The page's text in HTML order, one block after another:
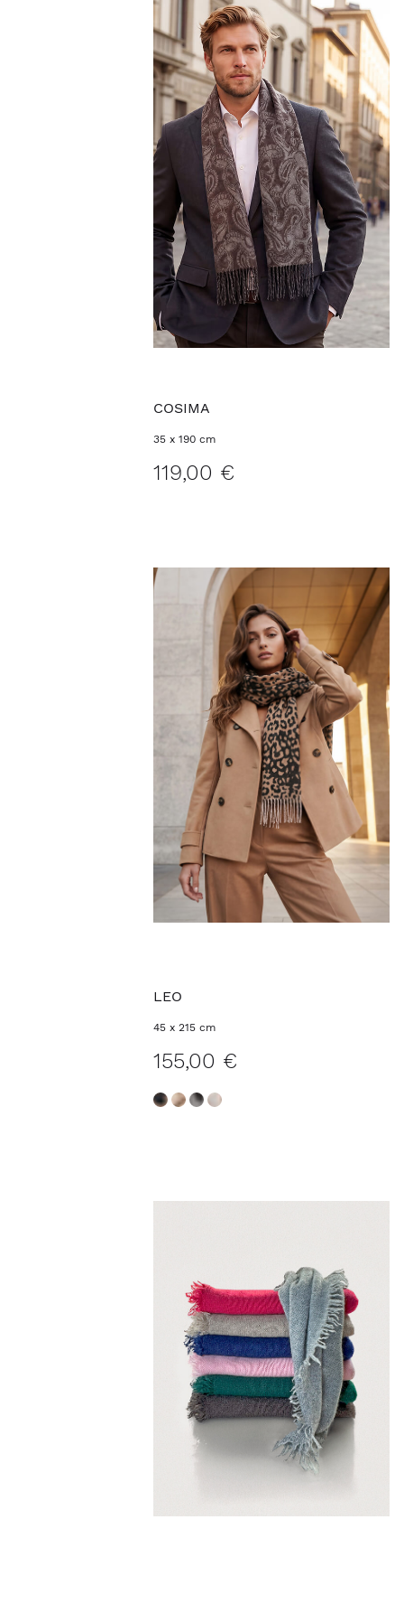
COSIMA
35 x 190 cm
119,00 €
LEO
45 x 215 cm
155,00 €